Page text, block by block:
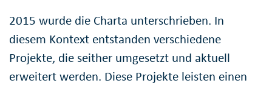
2015 wurde die Charta unterschrieben. In
diesem Kontext entstanden verschiedene
Projekte, die seither umgesetzt und aktuell
erweitert werden. Diese Projekte leisten einen